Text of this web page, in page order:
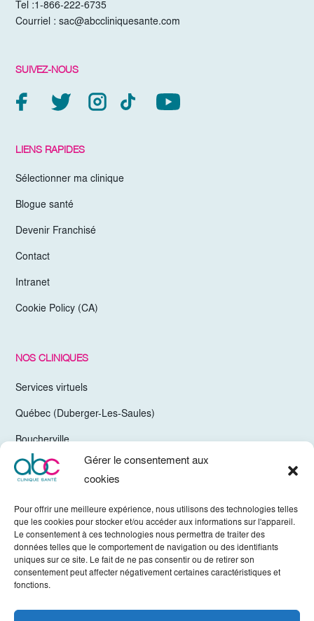
Gérer le consentement aux
cookies
Pour offrir une meilleure expérience, nous utilisons des technologies telles
que les cookies pour stocker et/ou accéder aux informations sur l'appareil.
Le consentement à ces technologies nous permettra de traiter des
données telles que le comportement de navigation ou des identifiants
uniques sur ce site. Le fait de ne pas consentir ou de retirer son
consentement peut affecter négativement certaines caractéristiques et
fonctions.
Tel :1-866-222-6735
Courriel :sac@abccliniquesante.com
SUIVEZ-NOUS
LIENS RAPIDES
Sélectionner ma clinique
Blogue santé
Devenir Franchisé
Contact
Intranet
Cookie Policy (CA)
NOS CLINIQUES
Services virtuels
Québec (Duberger-Les-Saules)
Boucherville
Trois-Rivières
Valleyfield
Mirabel
Vaudreuil-Dorion